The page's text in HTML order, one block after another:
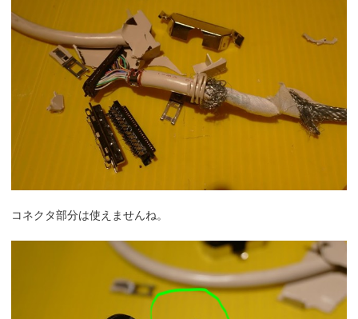
コネクタ部分は使えませんね。